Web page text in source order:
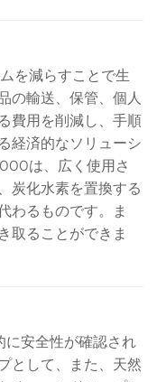
を減らすことで生
の輸送、保管、個人
費用を削減し、手順
経済的なソリューシ
は、広く使用さ
炭化水素を置換する
わるものです。ま
取ることができま
安全性が確認され
として、また、天然